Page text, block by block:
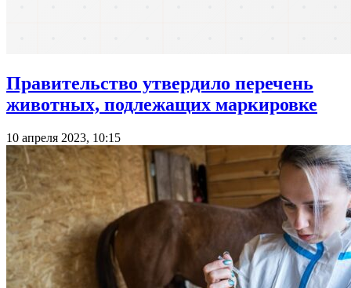
Правительство утвердило перечень
животных, подлежащих маркировке
10 апреля 2023, 10:15